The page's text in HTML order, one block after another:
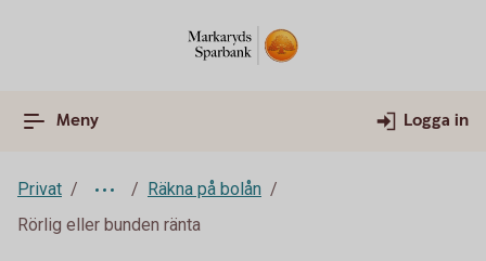
Meny Logga in
Privat
Räkna på bolån
Rörlig eller bunden ränta